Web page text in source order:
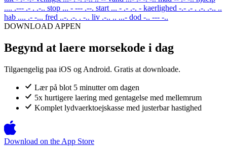
.... .--- .- . .-.. stop ... - --- .--. start ... - .- .-. - kaerlighed -.- .- . .-. .-.. ..
hab .... .- -... fred ..-. .-. . -.. liv .-.. .. ...- dod -.. --- -..
DOWNLOAD APPEN
Begynd at laere morsekode i dag
Tilgaengelig paa iOS og Android. Gratis at downloade.
Lær på blot 5 minutter om dagen
5x hurtigere laering med gentagelse med mellemrum
Komplet lydvaerktoejskasse med justerbar hastighed
Download on the App Store